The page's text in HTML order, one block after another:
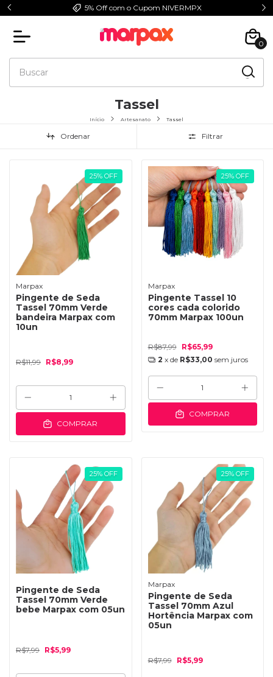
5% Off com o Cupom NIVERMPX
0
Tassel
Início Artesanato Tassel
Ordenar Filtrar
25% OFF
Marpax
Pingente de Seda
Tassel 70mm Verde
bandeira Marpax com
10un
R$11,99 R$8,99
COMPRAR
25% OFF
Marpax
Pingente Tassel 10
cores cada colorido
70mm Marpax 100un
R$87,99
R$65,99
2 x de R$33,00 sem juros
COMPRAR
25% OFF
Pingente de Seda
Tassel 70mm Verde
bebe Marpax com 05un
R$7,99 R$5,99
25% OFF
Marpax
Pingente de Seda
Tassel 70mm Azul
Hortência Marpax com
05un
R$7,99 R$5,99